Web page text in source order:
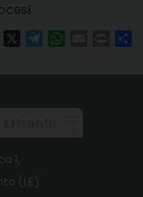
FacebookTelegramWhatsAppPrint